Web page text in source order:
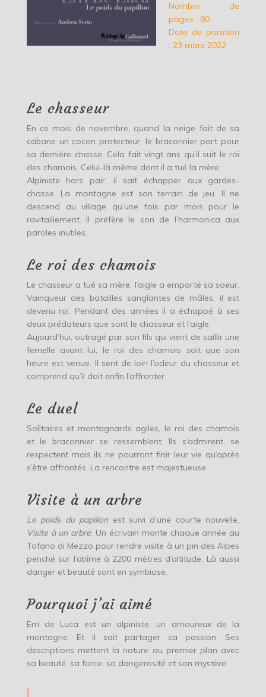
Nombre de
pages : 80
Date de parution
: 23 mars 2022
Le chasseur
En ce mois de novembre, quand la neige fait de sa
cabane un cocon protecteur, le braconnier part pour
sa dernière chasse. Cela fait vingt ans qu’il suit le roi
des chamois. Celui-là même dont il a tué la mère.
Alpiniste hors pair, il sait échapper aux gardes-
chasse. La montagne est son terrain de jeu. Il ne
descend au village qu’une fois par mois pour le
ravitaillement. Il préfère le son de l’harmonica aux
paroles inutiles.
Le roi des chamois
Le chasseur a tué sa mère, l’aigle a emporté sa soeur.
Vainqueur des batailles sanglantes de mâles, il est
devenu roi. Pendant des années il a échappé à ses
deux prédateurs que sont le chasseur et l’aigle.
Aujourd’hui, outragé par son fils qui vient de saillir une
femelle avant lui, le roi des chamois sait que son
heure est venue. Il sent de loin l’odeur du chasseur et
comprend qu’il doit enfin l’affronter.
Le duel
Solitaires et montagnards agiles, le roi des chamois
et le braconnier se ressemblent. Ils s’admirent, se
respectent mais ils ne pourront finir leur vie qu’après
s’être affrontés. La rencontre est majestueuse.
Visite à un arbre
Le poids du papillonest suivi d’une courte nouvelle,
Visite à un arbre. Un écrivain monte chaque année au
Tofano di Mezzo pour rendre visite à un pin des Alpes
penché sur l’abîme à 2200 mètres d’altitude. Là aussi
danger et beauté sont en symbiose.
Pourquoi j’ai aimé
Erri de Luca est un alpiniste, un amoureux de la
montagne. Et il sait partager sa passion. Ses
descriptions mettent la nature au premier plan avec
sa beauté, sa force, sa dangerosité et son mystère.